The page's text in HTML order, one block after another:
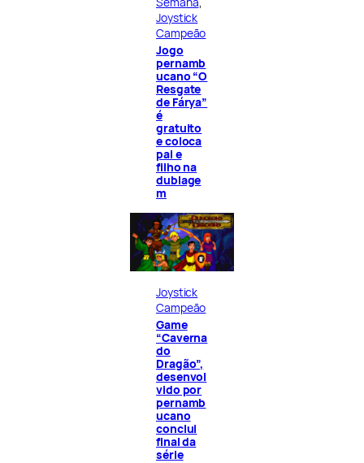
Joystick
Campeão
Jogo
pernamb
ucano “O
Resgate
de Fárya”
é
gratuito
e coloca
pai e
filho na
dublage
m
Joystick
Campeão
Game
“Caverna
do
Dragão”,
desenvol
vido por
pernamb
ucano
conclui
final da
série